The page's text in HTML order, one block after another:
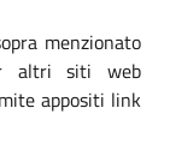
menzionato
altri siti web
appositi link